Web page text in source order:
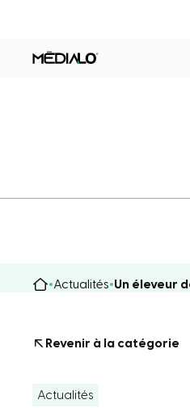
Actualités Un éleveur
Revenir à la catégorie
Actualités